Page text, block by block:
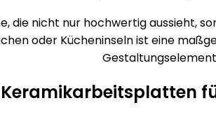
die nicht nur hochwertig aussieht,
oder Kücheninseln ist eine